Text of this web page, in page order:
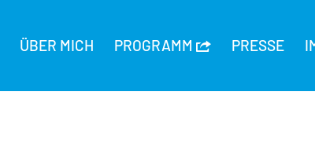
ÜBER MICH PROGRAMM PRESSE